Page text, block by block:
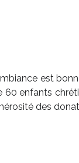
est
60 enfants
des